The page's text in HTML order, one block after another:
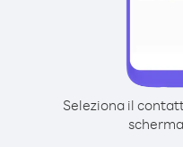
Seleziona il